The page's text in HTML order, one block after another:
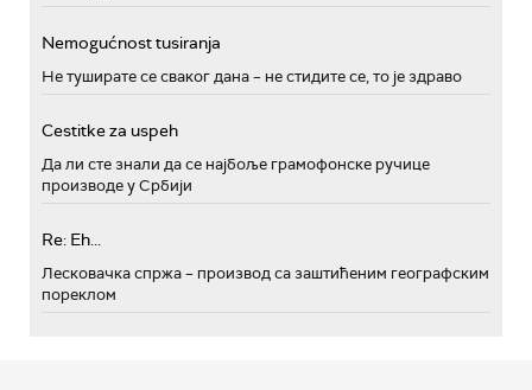
Nemogućnost tusiranja
Не туширате се сваког дана – не стидите се, то је здраво
Cestitke za uspeh
Да ли сте знали да се најбоље грамофонске ручице
производе у Србији
Re: Eh...
Лесковачка спржа – производ са заштићеним географским
пореклом